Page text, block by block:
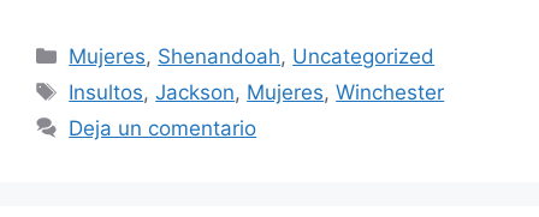
Categorías
Mujeres, Shenandoah, Uncategorized
Etiquetas
Insultos,Jackson, Mujeres,Winchester
Deja un comentario